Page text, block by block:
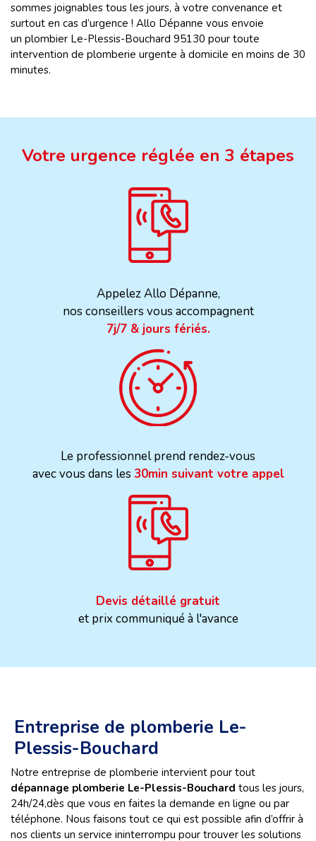
sommes joignables tous les jours, à votre convenance et
surtout en cas d’urgence ! Allo Dépanne vous envoie
un plombier Le-Plessis-Bouchard 95130 pour toute
intervention de plomberie urgente à domicile en moins de 30
minutes.
Votre urgence réglée en 3 étapes
Appelez Allo Dépanne,
nos conseillers vous accompagnent
7j/7 & jours fériés.
Le professionnel prend rendez-vous
avec vous dans les 30min suivant votre appel
Devis détaillé gratuit
et prix communiqué à l'avance
Entreprise de plomberie Le-
Plessis-Bouchard
Notre entreprise de plomberie intervient pour tout
dépannage plomberie Le-Plessis-Bouchard tous les jours,
24h/24,dès que vous en faites la demande en ligne ou par
téléphone. Nous faisons tout ce qui est possible afin d’offrir à
nos clients un service ininterrompu pour trouver les solutions